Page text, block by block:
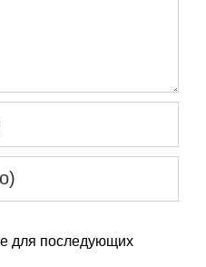
для последующих